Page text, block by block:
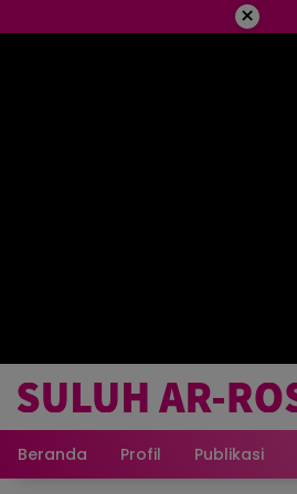
×
Beranda Profil Publikasi